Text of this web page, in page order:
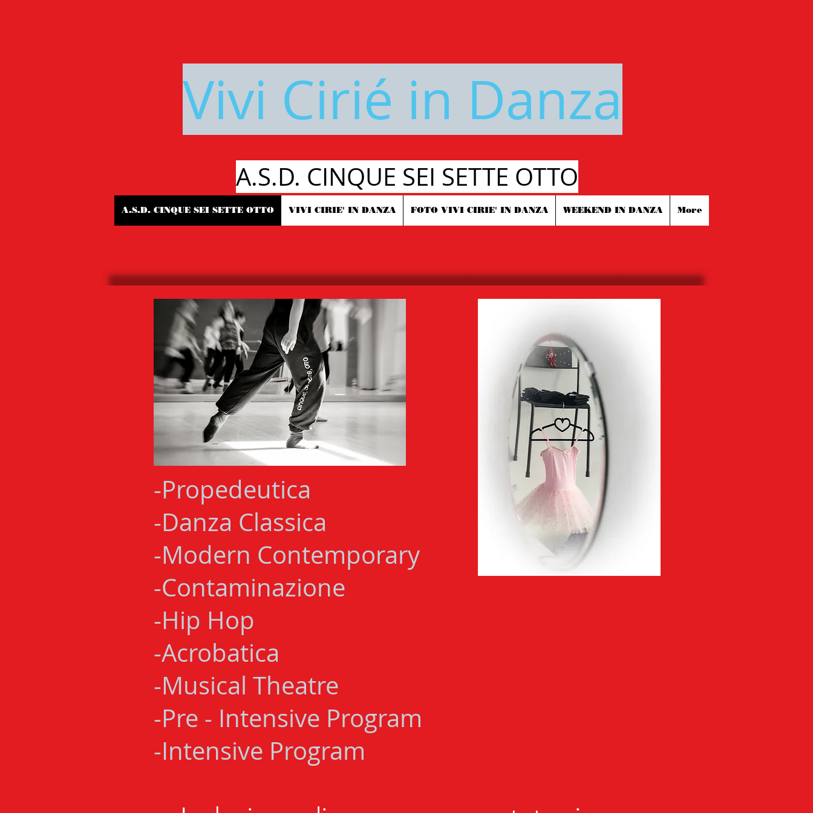
Vivi Cirié in Danza
A.S.D. CINQUE SEI SETTE OTTO
A.S.D. CINQUE SEI SETTE OTTO VIVI CIRIE' IN DANZA FOTO VIVI CIRIE' IN DANZA WEEKEND IN DANZA More
-Propedeutica
-Danza Classica
-Modern Contemporary
-Contaminazione
-Hip Hop
-Acrobatica
-Musical Theatre
-Pre - Intensive Program
-Intensive Program